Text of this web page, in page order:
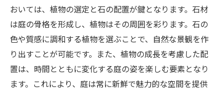
おいては、植物の選定と石の配置が鍵となります。石材
は庭の骨格を形成し、植物はその周囲を彩ります。石の
色や質感に調和する植物を選ぶことで、自然な景観を作
り出すことが可能です。また、植物の成長を考慮した配
置は、時間とともに変化する庭の姿を楽しむ要素となり
ます。これにより、庭は常に新鮮で魅力的な空間を提供